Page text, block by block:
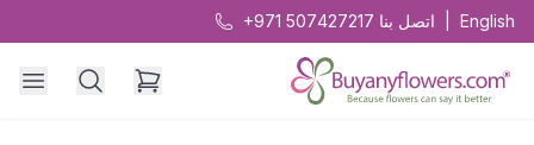
English اتصل بنا +971 507427217